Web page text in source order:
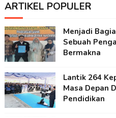
ARTIKEL POPULER
Menjadi
Sebuah
Bermakna
Lantik 264
Masa Depan
Pendidikan